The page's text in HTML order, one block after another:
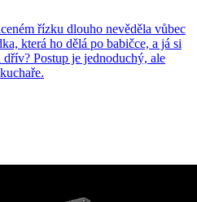
řízku dlouho nevěděla vůbec
která ho dělá po babičce, a já si
Postup je jednoduchý, ale